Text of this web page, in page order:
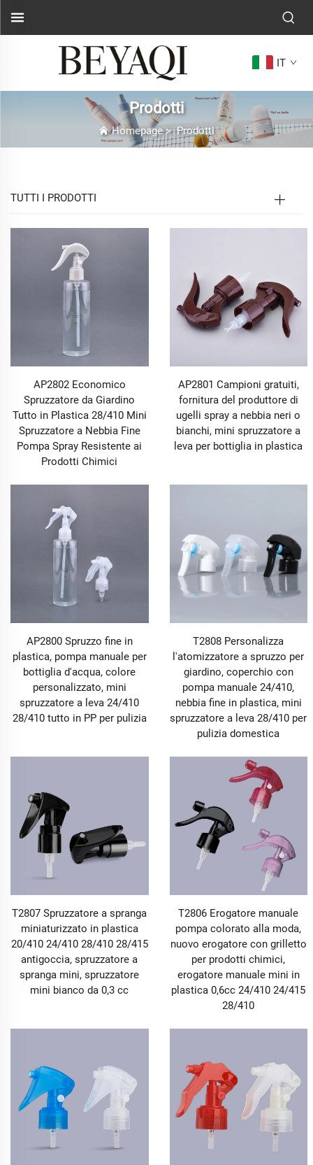
IT
Prodotti
Homepage>Prodotti
TUTTI I PRODOTTI
AP2802 Economico
Spruzzatore da Giardino
Tutto in Plastica 28/410 Mini
Spruzzatore a Nebbia Fine
Pompa Spray Resistente ai
Prodotti Chimici
AP2801 Campioni gratuiti,
fornitura del produttore di
ugelli spray a nebbia neri o
bianchi, mini spruzzatore a
leva per bottiglia in plastica
AP2800 Spruzzo fine in
plastica, pompa manuale per
bottiglia d'acqua, colore
personalizzato, mini
spruzzatore a leva 24/410
28/410 tutto in PP per pulizia
T2808 Personalizza
l'atomizzatore a spruzzo per
giardino, coperchio con
pompa manuale 24/410,
nebbia fine in plastica, mini
spruzzatore a leva 28/410 per
pulizia domestica
T2807 Spruzzatore a spranga
miniaturizzato in plastica
20/410 24/410 28/410 28/415
antigoccia, spruzzatore a
spranga mini, spruzzatore
mini bianco da 0,3 cc
T2806 Erogatore manuale
pompa colorato alla moda,
nuovo erogatore con grilletto
per prodotti chimici,
erogatore manuale mini in
plastica 0,6cc 24/410 24/415
28/410